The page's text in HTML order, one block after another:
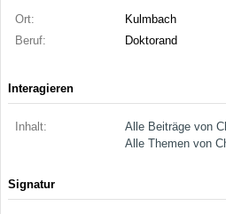
Ort:
Kulmbach
Beruf:
Doktorand
Interagieren
Inhalt:
Alle Beiträge von
Alle Themen von
Signatur